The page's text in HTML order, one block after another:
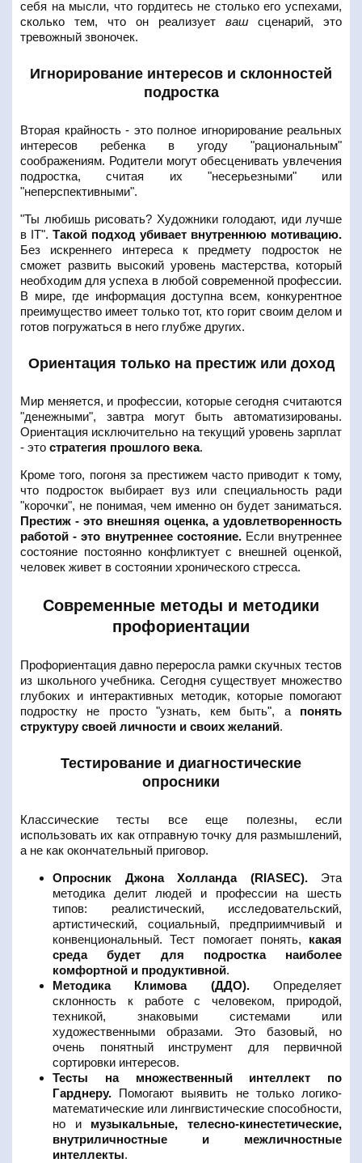
себя на мысли, что гордитесь не столько его успехами,
сколько тем, что он реализует ваш сценарий, это
тревожный звоночек.
Игнорирование интересов и склонностей
подростка
Вторая крайность - это полное игнорирование реальных
интересов ребенка в угоду "рациональным"
соображениям. Родители могут обесценивать увлечения
подростка, считая их "несерьезными" или
"неперспективными".
"Ты любишь рисовать? Художники голодают, иди лучше
в IT". Такой подход убивает внутреннюю мотивацию.
Без искреннего интереса к предмету подросток не
сможет развить высокий уровень мастерства, который
необходим для успеха в любой современной профессии.
В мире, где информация доступна всем, конкурентное
преимущество имеет только тот, кто горит своим делом и
готов погружаться в него глубже других.
Ориентация только на престиж или доход
Мир меняется, и профессии, которые сегодня считаются
"денежными", завтра могут быть автоматизированы.
Ориентация исключительно на текущий уровень зарплат
- это стратегия прошлого века.
Кроме того, погоня за престижем часто приводит к тому,
что подросток выбирает вуз или специальность ради
"корочки", не понимая, чем именно он будет заниматься.
Престиж - это внешняя оценка, а удовлетворенность
работой - это внутреннее состояние.Если внутреннее
состояние постоянно конфликтует с внешней оценкой,
человек живет в состоянии хронического стресса.
Современные методы и методики
профориентации
Профориентация давно переросла рамки скучных тестов
из школьного учебника. Сегодня существует множество
глубоких и интерактивных методик, которые помогают
подростку не просто "узнать, кем быть", а понять
структуру своей личности и своих желаний.
Тестирование и диагностические
опросники
Классические тесты все еще полезны, если
использовать их как отправную точку для размышлений,
а не как окончательный приговор.
Опросник Джона Холланда (RIASEC).Эта
методика делит людей и профессии на шесть
типов: реалистический, исследовательский,
артистический, социальный, предприимчивый и
конвенциональный. Тест помогает понять, какая
среда будет для подростка наиболее
комфортной и продуктивной.
Методика Климова (ДДО).Определяет
склонность к работе с человеком, природой,
техникой, знаковыми системами или
художественными образами. Это базовый, но
очень понятный инструмент для первичной
сортировки интересов.
Тесты на множественный интеллект по
Гарднеру. Помогают выявить не только логико-
математические или лингвистические способности,
но и музыкальные, телесно-кинестетические,
внутриличностные и межличностные
интеллекты.